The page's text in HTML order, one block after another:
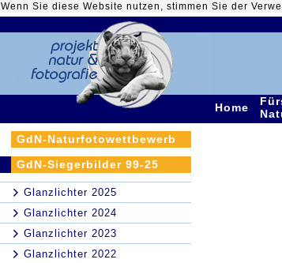
Wenn Sie diese Website nutzen, stimmen Sie der
Home
GdN-Naturfotowettbewerb
GdN-Siegerbilder 99-25
Glanzlichter 2025
Glanzlichter 2024
Glanzlichter 2023
Glanzlichter 2022